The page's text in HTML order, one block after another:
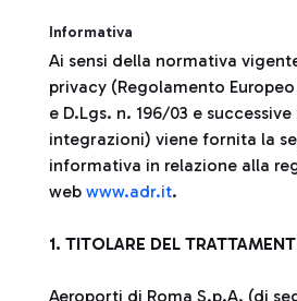
Informativa
Ai sensi della normativa
privacy (Regolamento Europeo
e D.Lgs. n. 196/03 e
integrazioni) viene fornita la
informativa in relazione alla
web www.adr.it.
1. TITOLARE DEL
Aeroporti di Roma S.p.A. (di